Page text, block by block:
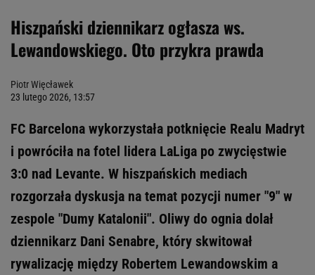
Hiszpański dziennikarz ogłasza ws.
Lewandowskiego. Oto przykra prawda
Piotr Więcławek
23 lutego 2026, 13:57
FC Barcelona wykorzystała potknięcie Realu Madryt
i powróciła na fotel lidera LaLiga po zwycięstwie
3:0 nad Levante. W hiszpańskich mediach
rozgorzała dyskusja na temat pozycji numer "9" w
zespole "Dumy Katalonii". Oliwy do ognia dolał
dziennikarz Dani Senabre, który skwitował
rywalizację między Robertem Lewandowskim a